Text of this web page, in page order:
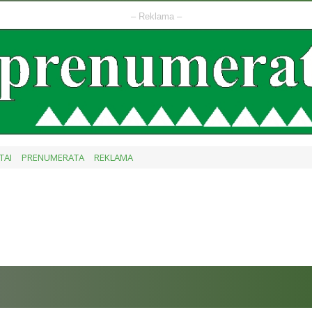
– Reklama –
PRENUMERATA REKLAMA